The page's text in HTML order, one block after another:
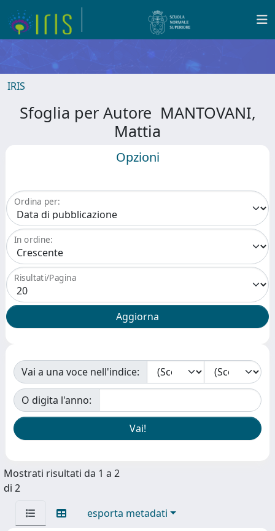
IRIS
Sfoglia per Autore MANTOVANI,
Mattia
Opzioni
Ordina per:
In ordine:
Risultati/Pagina
Vai a una voce nell'indice:
O digita l'anno:
Mostrati risultati da 1 a 2
di 2
esporta metadati